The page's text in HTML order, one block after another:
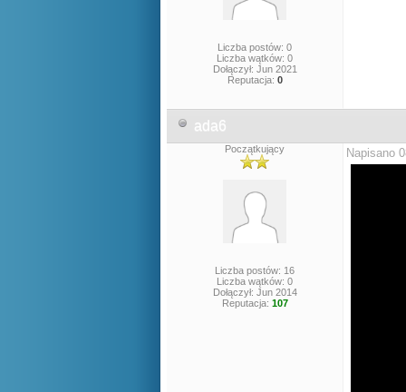
Liczba postów: 0
Liczba wątków: 0
Dołączył: Jun 2021
Reputacja: 0
ada6
Początkujący
Liczba postów: 16
Liczba wątków: 0
Dołączył: Jun 2014
Reputacja: 107
Napisano